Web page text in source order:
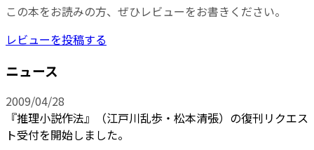
この本をお読みの方、ぜひレビューをお書きください。
レビューを投稿する
ニュース
2009/04/28
『推理小説作法』（江戸川乱歩・松本清張）の復刊リクエス
ト受付を開始しました。